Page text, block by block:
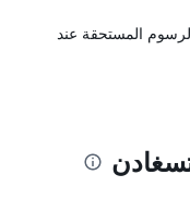
المستحقة عند